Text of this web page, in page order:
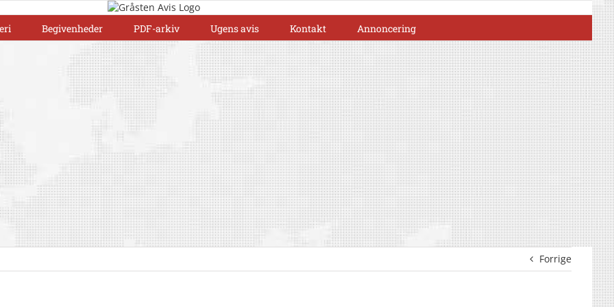
Begivenheder PDF-arkiv Ugens avis Kontakt Annoncering
Forrige